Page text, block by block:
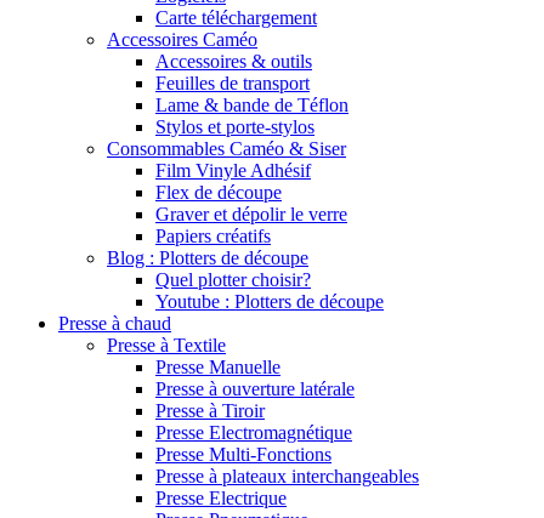
Carte téléchargement
Accessoires Caméo
Accessoires & outils
Feuilles de transport
Lame & bande de Téflon
Stylos et porte-stylos
Consommables Caméo & Siser
Film Vinyle Adhésif
Flex de découpe
Graver et dépolir le verre
Papiers créatifs
Blog : Plotters de découpe
Quel plotter choisir?
Youtube : Plotters de découpe
Presse à chaud
Presse à Textile
Presse Manuelle
Presse à ouverture latérale
Presse à Tiroir
Presse Electromagnétique
Presse Multi-Fonctions
Presse à plateaux interchangeables
Presse Electrique